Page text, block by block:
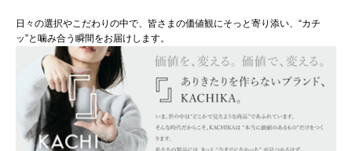
日々の選択やこだわりの中で、皆さまの価値観にそっと寄り添い、“カチ
ッ”と噛み合う瞬間をお届けします。